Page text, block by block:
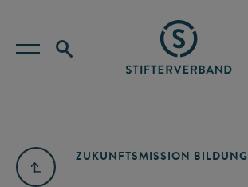
ZUKUNFTSMISSION BILDUNG